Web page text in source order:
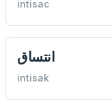
intisac
انتساق
intisak